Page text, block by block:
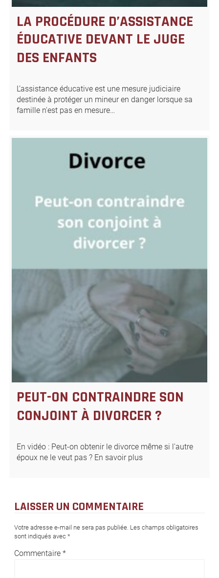
LA PROCÉDURE D’ASSISTANCE
ÉDUCATIVE DEVANT LE JUGE
DES ENFANTS
L’assistance éducative est une mesure judiciaire
destinée à protéger un mineur en danger lorsque sa
famille n'est pas en mesure…
PEUT-ON CONTRAINDRE SON
CONJOINT À DIVORCER ?
En vidéo : Peut-on obtenir le divorce même si l'autre
époux ne le veut pas ? En savoir plus
LAISSER UN COMMENTAIRE
Votre adresse e-mail ne sera pas publiée. Les champs obligatoires
sont indiqués avec *
Commentaire *